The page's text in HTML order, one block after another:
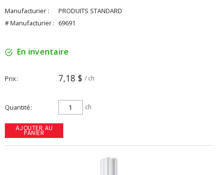
Manufacturier :
PRODUITS STANDARD
# Manufacturier : 69691
En inventaire
Prix 7,18 $ / ch
Quantité ch
AJOUTER AU
PANIER